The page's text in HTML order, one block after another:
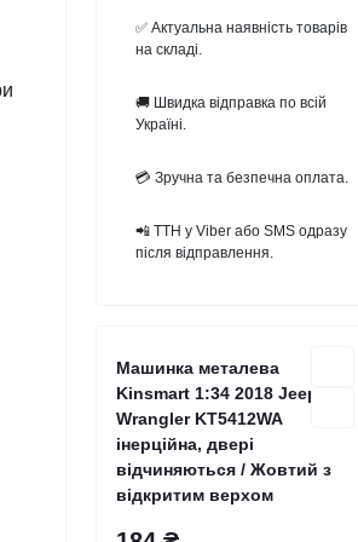
✅ Актуальна наявність товарів
на складі.
🚚 Швидка відправка по всій
Україні.
💳 Зручна та безпечна оплата.
📲 ТТН у Viber або SMS одразу
після відправлення.
Машинка металева
Kinsmart 1:34 2018 Jeep
Wrangler KT5412WA
інерційна, двері
відчиняються / Жовтий з
відкритим верхом